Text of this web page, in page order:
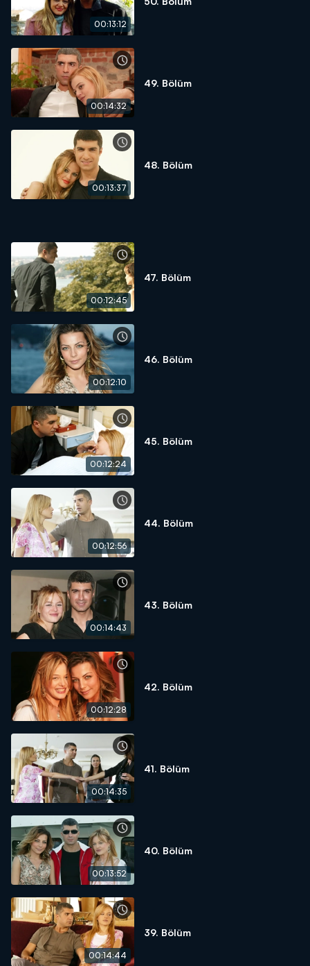
00:13:12
00:14:32
49. Bölüm
00:13:37
48. Bölüm
00:12:45
47. Bölüm
00:12:10
46. Bölüm
00:12:24
45. Bölüm
00:12:56
44. Bölüm
00:14:43
43. Bölüm
00:12:28
42. Bölüm
00:14:35
41. Bölüm
00:13:52
40. Bölüm
00:14:44
39. Bölüm